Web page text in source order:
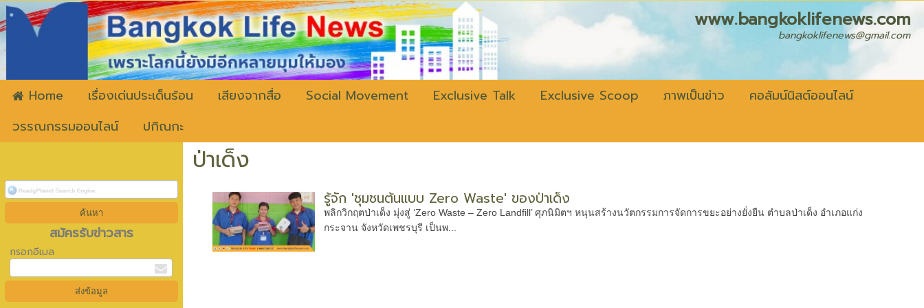
www.bangkoklifenews.com
bangkoklifenews@gmail.com
Home เรื่องเด่นประเด็นร้อน เสียงจากสื่อ Social Movement Exclusive Talk Exclusive Scoop ภาพเป็นข่าว
คอลัมน์นิสต์ออนไลน์
วรรณกรรมออนไลน์
ปกิณกะ
สมัครรับข่าวสาร
กรอกอีเมล
ป่าเด็ง
รู้จัก 'ชุมชนต้นแบบ Zero Waste' ของป่าเด็ง
พลิกวิกฤตป่าเด็ง มุ่งสู่ ‘Zero Waste – Zero Landfill’ ศุภนิมิตฯ หนุนสร้างนวัตกรรมการจัดการขยะอย่างยั่งยืน ตำบลป่าเด็ง อำเภอแก่ง
กระจาน จังหวัดเพชรบุรี เป็นพ...